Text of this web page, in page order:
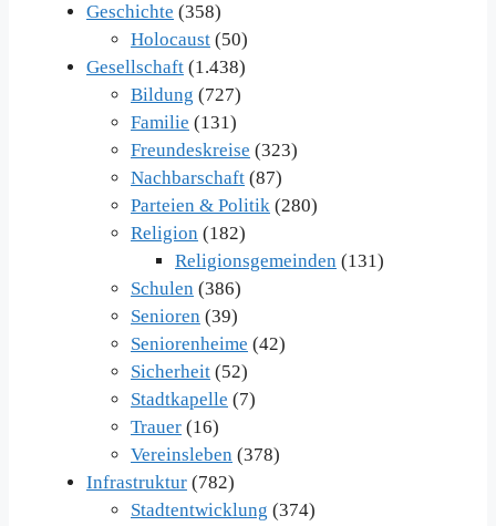
Geschichte (358)
Holocaust (50)
Gesellschaft (1.438)
Bildung (727)
Familie (131)
Freundeskreise (323)
Nachbarschaft (87)
Parteien & Politik (280)
Religion (182)
Religionsgemeinden (131)
Schulen (386)
Senioren (39)
Seniorenheime (42)
Sicherheit (52)
Stadtkapelle (7)
Trauer (16)
Vereinsleben (378)
Infrastruktur (782)
Stadtentwicklung (374)